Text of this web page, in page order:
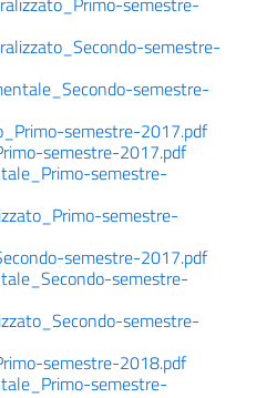
semestre-
semestre-
semestre-2017.pdf
semestre-2017.pdf
semestre-
semestre-
semestre-2017.pdf
semestre-
semestre-
semestre-2018.pdf
semestre-